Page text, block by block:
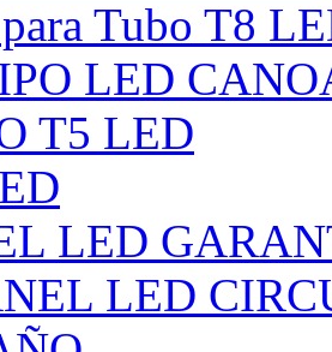
Tubo T8
LED
T5 LED
LED
LED